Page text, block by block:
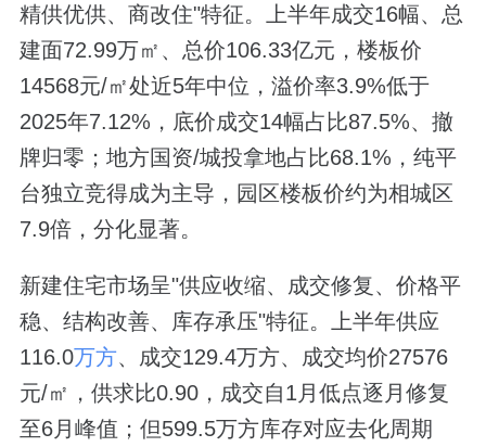
精供优供、商改住"特征。上半年成交16幅、总
建面72.99万㎡、总价106.33亿元，楼板价
14568元/㎡处近5年中位，溢价率3.9%低于
2025年7.12%，底价成交14幅占比87.5%、撤
牌归零；地方国资/城投拿地占比68.1%，纯平
台独立竞得成为主导，园区楼板价约为相城区
7.9倍，分化显著。
新建住宅市场呈"供应收缩、成交修复、价格平
稳、结构改善、库存承压"特征。上半年供应
116.0万方、成交129.4万方、成交均价27576
元/㎡，供求比0.90，成交自1月低点逐月修复
至6月峰值；但599.5万方库存对应去化周期